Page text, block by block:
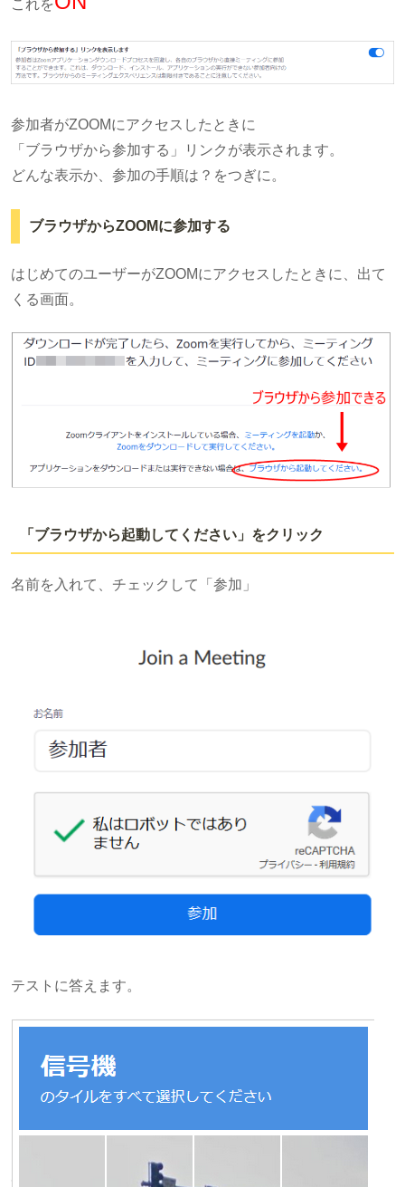
これを
参加者がZOOMにアクセスしたときに
「ブラウザから参加する」リンクが表示されます。
どんな表示か、参加の手順は？をつぎに。
ブラウザからZOOMに参加する
はじめてのユーザーがZOOMにアクセスしたときに、出て
くる画面。
「ブラウザから起動してください」をクリック
名前を入れて、チェックして「参加」
テストに答えます。